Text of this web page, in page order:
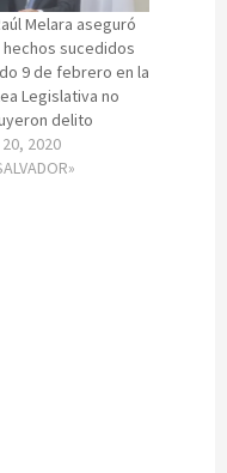
Melara aseguró
sucedidos
9 de febrero en la
Legislativa no
delito
2020